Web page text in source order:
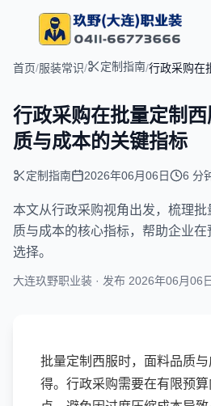
首页/服装常识/ 定制指南/行政采购在
行政采购在批量定制
质与成本的关键指标
定制指南 2026年06月06日 6 分
文章摘要：
本文从行政采购视角出发，梳理
质与成本的核心指标，帮助企业
选择。
大连玖野职业装 · 发布 2026年06月06日
批量定制西服时，面料品质
得。行政采购需要在有限预